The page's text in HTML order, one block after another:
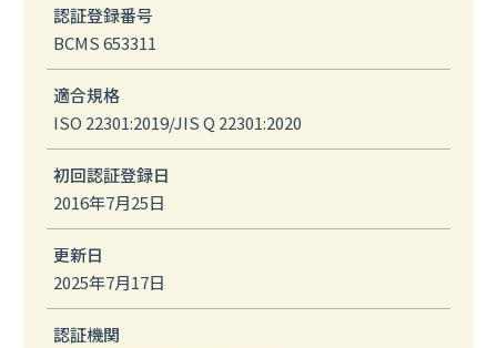
認証登録番号
BCMS 653311
適合規格
ISO 22301:2019/JIS Q 22301:2020
初回認証登録日
2016年7月25日
更新日
2025年7月17日
認証機関